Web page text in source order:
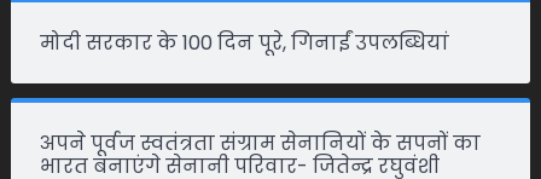
मोदी सरकार के 100 दिन पूरे, गिनाईं उपलब्धियां
अपने पूर्वज स्वतंत्रता संग्राम सेनानियों के सपनों का
भारत बनाएंगे सेनानी परिवार- जितेन्द्र रघुवंशी